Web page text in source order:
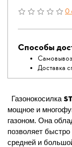
0
Способы
Самовывоз
Доставка
Газонокосилка
мощное и
газоном. Она
позволяет
средней и